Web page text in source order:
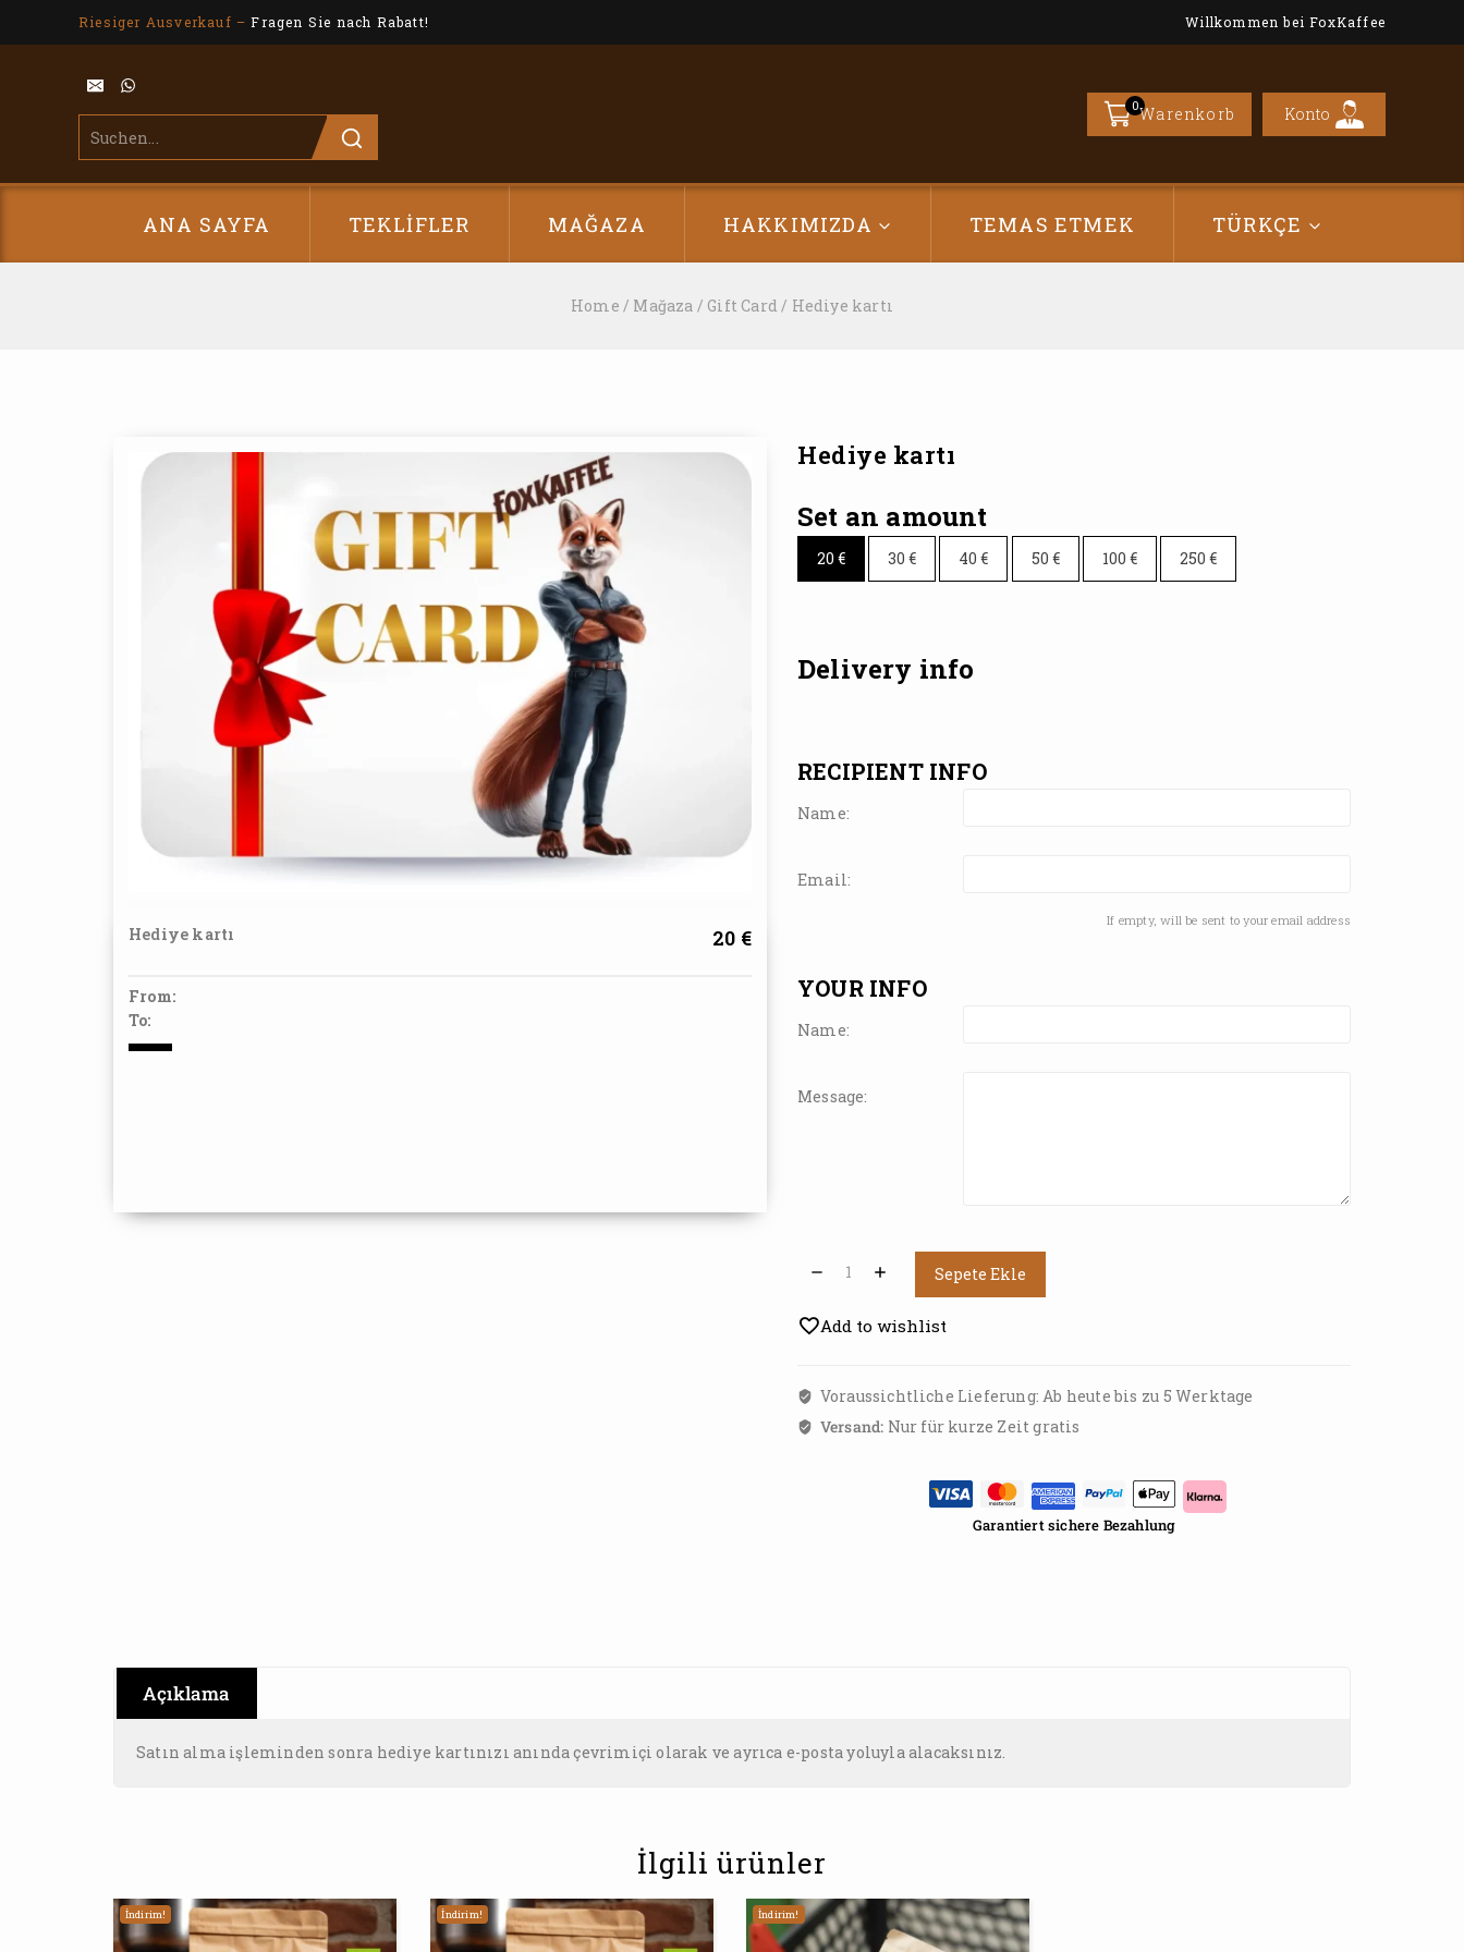
Riesiger Ausverkauf –Fragen Sie nach Rabatt! Willkommen bei FoxKaffee
0Warenkorb Konto
ANA SAYFA TEKLIFLER MAĞAZA HAKKIMIZDA TEMAS ETMEK TÜRKÇE
Home / Mağaza / Gift Card / Hediye kartı
Hediye kartı 20 €
From:
To:
Hediye kartı
Set an amount
20 € 30€ 40€ 50 € 100 € 250€
Delivery info
RECIPIENT INFO
Name:
Email:
If empty, will be sent to your email address
YOUR INFO
Name:
Message:
Sepete Ekle
Add to wishlist
Voraussichtliche Lieferung: Ab heute bis zu 5 Werktage
Versand: Nur für kurze Zeit gratis
Garantiert sichere Bezahlung
Açıklama
Satın alma işleminden sonra hediye kartınızı anında çevrimiçi olarak ve ayrıca e-posta yoluyla alacaksınız.
İlgili ürünler
İndirim! İndirim! İndirim!